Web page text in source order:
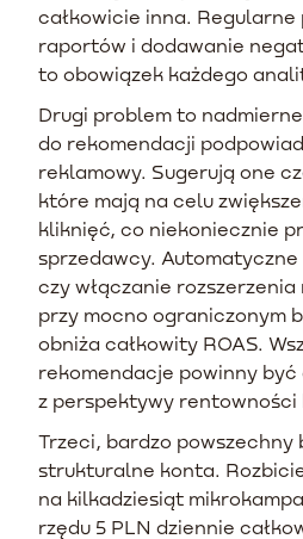
całkowicie inna.
raportów i dodawanie
to obowiązek każdego
Drugi problem to
do rekomendacji
reklamowy. Sugerują one
które mają na celu
kliknięć, co niekoniecznie
sprzedawcy.
czy włączanie
przy mocno ograniczonym
obniża całkowity ROAS.
rekomendacje powinny być
z perspektywy rentowności
Trzeci, bardzo powszechny
strukturalne konta.
na kilkadziesiąt
rzędu 5 PLN dziennie